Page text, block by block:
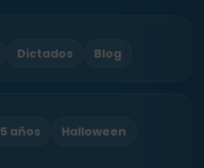
Dictados Blog
5 años
Halloween